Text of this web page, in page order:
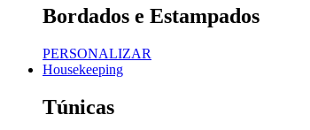
Bordados e Estampados
PERSONALIZAR
Housekeeping
Túnicas